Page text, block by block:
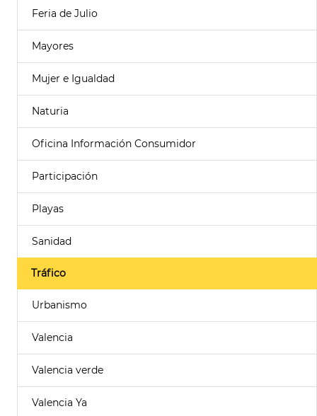
Feria de Julio
Mayores
Mujer e Igualdad
Naturia
Oficina Información Consumidor
Participación
Playas
Sanidad
Tráfico
Urbanismo
Valencia
Valencia verde
Valencia Ya